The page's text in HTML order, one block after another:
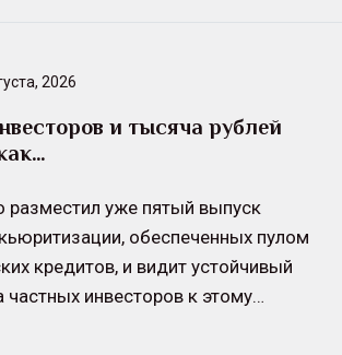
2026
и тысяча рублей
разместил уже пятый выпуск
обеспеченных пулом
кредитов, и видит устойчивый
частных инвесторов к этому…